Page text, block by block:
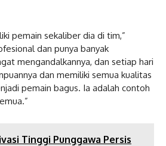
pemain sekaliber dia di tim,”
dan punya banyak
mengandalkannya, dan setiap hari
dan memiliki semua kualitas
pemain bagus. Ia adalah contoh
Tinggi Punggawa Persis